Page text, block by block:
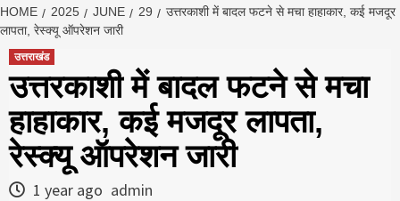
HOME 2025 JUNE 29
उत्तरकाशी में बादल फटने से मचा हाहाकार, कई मजदूर
लापता, रेस्क्यू ऑपरेशन जारी
उत्तराखंड
उत्तरकाशी में बादल फटने से मचा
हाहाकार, कई मजदूर लापता,
रेस्क्यू ऑपरेशन जारी
1 year ago admin